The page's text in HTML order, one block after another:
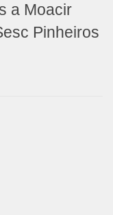
a Moacir
Pinheiros